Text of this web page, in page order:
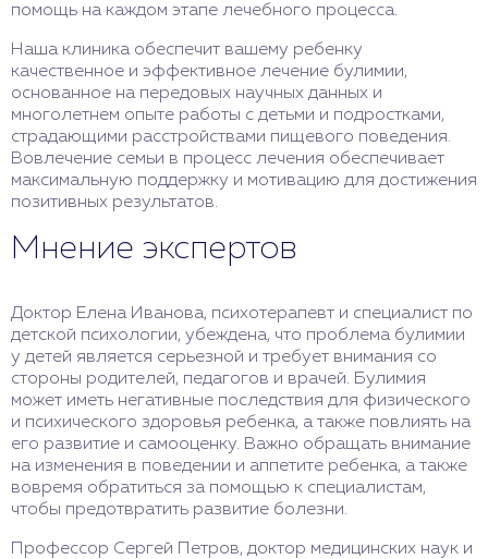
помощь на каждом этапе лечебного процесса.
Наша клиника обеспечит вашему ребенку
качественное и эффективное лечение булимии,
основанное на передовых научных данных и
многолетнем опыте работы с детьми и подростками,
страдающими расстройствами пищевого поведения.
Вовлечение семьи в процесс лечения обеспечивает
максимальную поддержку и мотивацию для достижения
позитивных результатов.
Мнение экспертов
Доктор Елена Иванова, психотерапевт и специалист по
детской психологии, убеждена, что проблема булимии
у детей является серьезной и требует внимания со
стороны родителей, педагогов и врачей. Булимия
может иметь негативные последствия для физического
и психического здоровья ребенка, а также повлиять на
его развитие и самооценку. Важно обращать внимание
на изменения в поведении и аппетите ребенка, а также
вовремя обратиться за помощью к специалистам,
чтобы предотвратить развитие болезни.
Профессор Сергей Петров, доктор медицинских наук и